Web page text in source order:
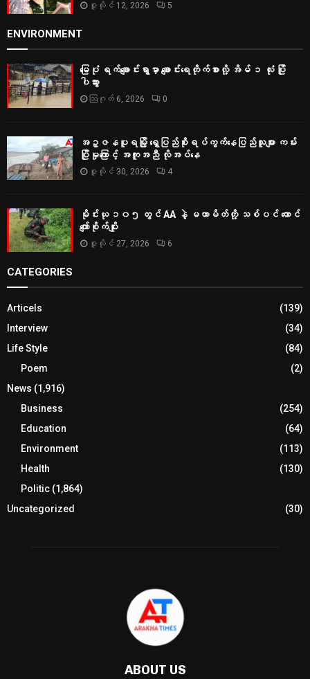
ဇူလိုင် 12, 2026 5
ENVIRONMENT
မြေပုံ ရက်ချောင်းရွာမှာ ချောင်းရေတိုက်စားလို့ အိမ် ၁ လုံး ပြို
ပါသွား
ဩဂုတ် 6, 2026 0
အဥ္ဇနပူရမြို့ ရွှေပြည်စိုးရပ်ကွက်နေပြည်သူများ ကမ်း
ပြိုမှုကြောင့် အကူအညီ လိုအပ်နေ
ဇူလိုင် 30, 2026 4
မိုင်းယု ၁၀၅ တွင် AA နဲ့ မဟာမိတ်တို့ သစ်ပင် ထောင်
ကျော်စိုက်ပျိုး
ဇူလိုင် 27, 2026 6
CATEGORIES
Articels
(139)
Interview
(34)
Life Style
(84)
Poem
(2)
News (1,916)
Business
(254)
Education
(64)
Environment
(113)
Health
(130)
Politic (1,864)
Uncategorized
(30)
ABOUT US